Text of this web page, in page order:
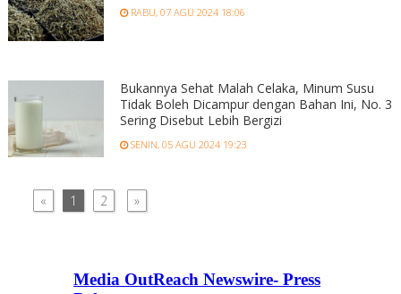
RABU, 07 AGU 2024 18:06
Bukannya Sehat Malah Celaka, Minum Susu
Tidak Boleh Dicampur dengan Bahan Ini, No. 3
Sering Disebut Lebih Bergizi
SENIN, 05 AGU 2024 19:23
« 1 2 »